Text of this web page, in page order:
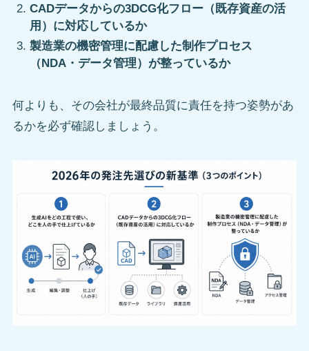
CADデータからの3DCG化フロー（既存資産の活
用）に対応しているか
製造業の機密管理に配慮した制作プロセス
（NDA・データ管理）が整っているか
何よりも、その会社が最終品質に責任を持つ姿勢があ
るかを必ず確認しましょう。